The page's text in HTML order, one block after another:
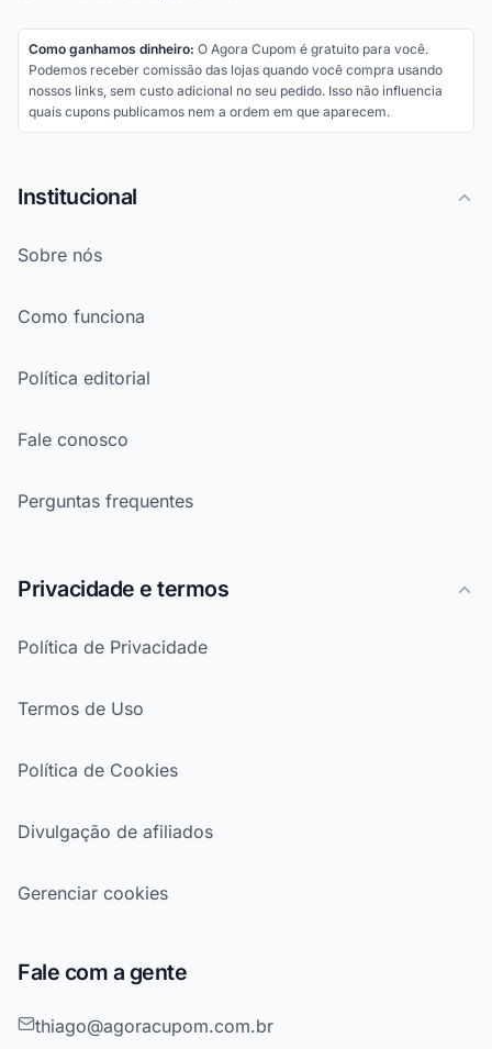
Como ganhamos dinheiro: O Agora Cupom é gratuito para você.
Podemos receber comissão das lojas quando você compra usando
nossos links, sem custo adicional no seu pedido. Isso não influencia
quais cupons publicamos nem a ordem em que aparecem.
Institucional
Sobre nós
Como funciona
Política editorial
Fale conosco
Perguntas frequentes
Privacidade e termos
Política de Privacidade
Termos de Uso
Política de Cookies
Divulgação de afiliados
Gerenciar cookies
Fale com a gente
thiago@agoracupom.com.br